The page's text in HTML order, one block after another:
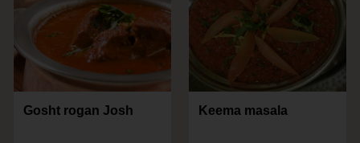
Gosht rogan Josh Keema masala